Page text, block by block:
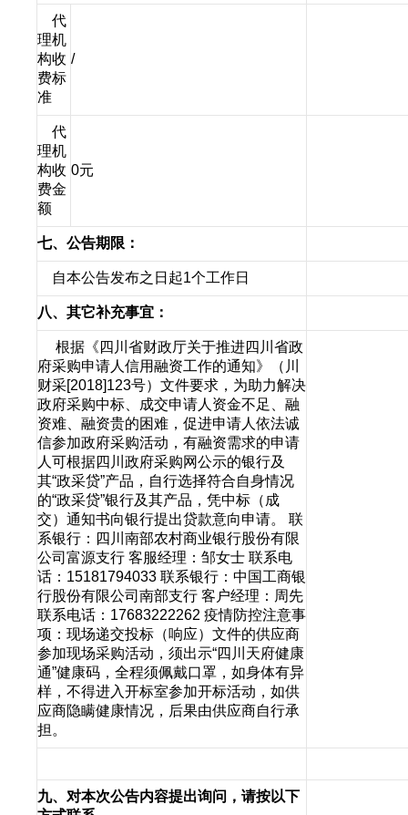
代
理机
构收
费标
准
/
代
理机
构收
费金
额
0元
七、公告期限：
自本公告发布之日起1个工作日
八、其它补充事宜：
根据《四川省财政厅关于推进四川省政
府采购申请人信用融资工作的通知》（川
财采[2018]123号）文件要求，为助力解决
政府采购中标、成交申请人资金不足、融
资难、融资贵的困难，促进申请人依法诚
信参加政府采购活动，有融资需求的申请
人可根据四川政府采购网公示的银行及
其“政采贷”产品，自行选择符合自身情况
的“政采贷”银行及其产品，凭中标（成
交）通知书向银行提出贷款意向申请。 联
系银行：四川南部农村商业银行股份有限
公司富源支行 客服经理：邹女士 联系电
话：15181794033 联系银行：中国工商银
行股份有限公司南部支行 客户经理：周先
联系电话：17683222262 疫情防控注意事
项：现场递交投标（响应）文件的供应商
参加现场采购活动，须出示“四川天府健康
通”健康码，全程须佩戴口罩，如身体有异
样，不得进入开标室参加开标活动，如供
应商隐瞒健康情况，后果由供应商自行承
担。
九、对本次公告内容提出询问，请按以下